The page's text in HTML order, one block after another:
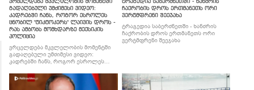
ვრცელდება მკვლელობის მომენტში
გადაღებული უმძიმესი ვიდეო:
კადრებში ჩანს, როგორ ესროლეს
ცნობილ "ტიკტოკერს" ლაივის დროს -
რას ამბობს მომხდარზე მექსიკის
პოლიცია
ვრცელდება მკვლელობის მომენტში
გადაღებული უმძიმესი ვიდეო:
კადრებში ჩანს, როგორ ესროლეს
რას ამბობს მომხდარზე მექსიკის
პოლიცია
ტრაგედია საბერძნეთში - ხანძრის
ჩაქრობის დროს ერთმანეთს ორი
ვერტმფრენი შეეჯახა
ტრაგედია საბერძნეთში - ხანძრის
ჩაქრობის დროს ერთმანეთს ორი
ვერტმფრენი შეეჯახა